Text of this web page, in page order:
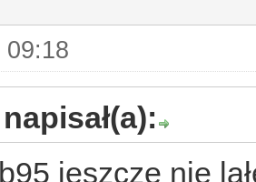
09:18
jeszcze nie